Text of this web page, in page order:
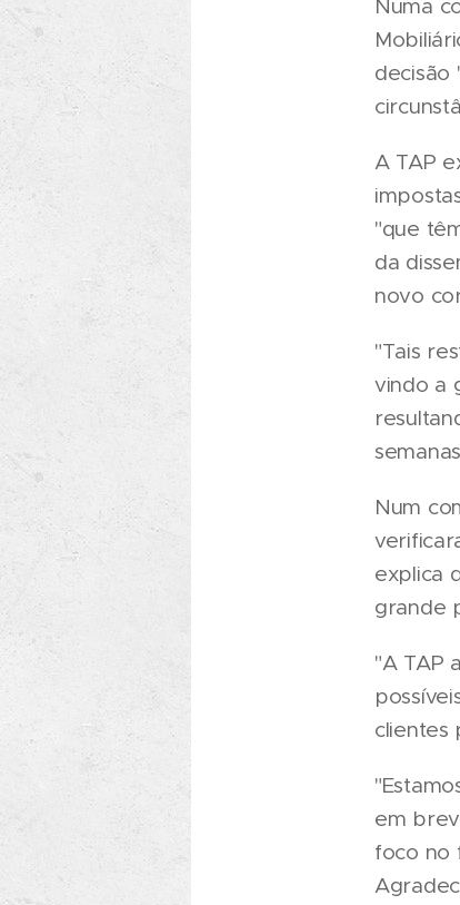
Numa
decisão
A TAP
"que
da
novo
"Tais
vindo a
Num
explica
grande
"A TAP
clientes
em
foco no